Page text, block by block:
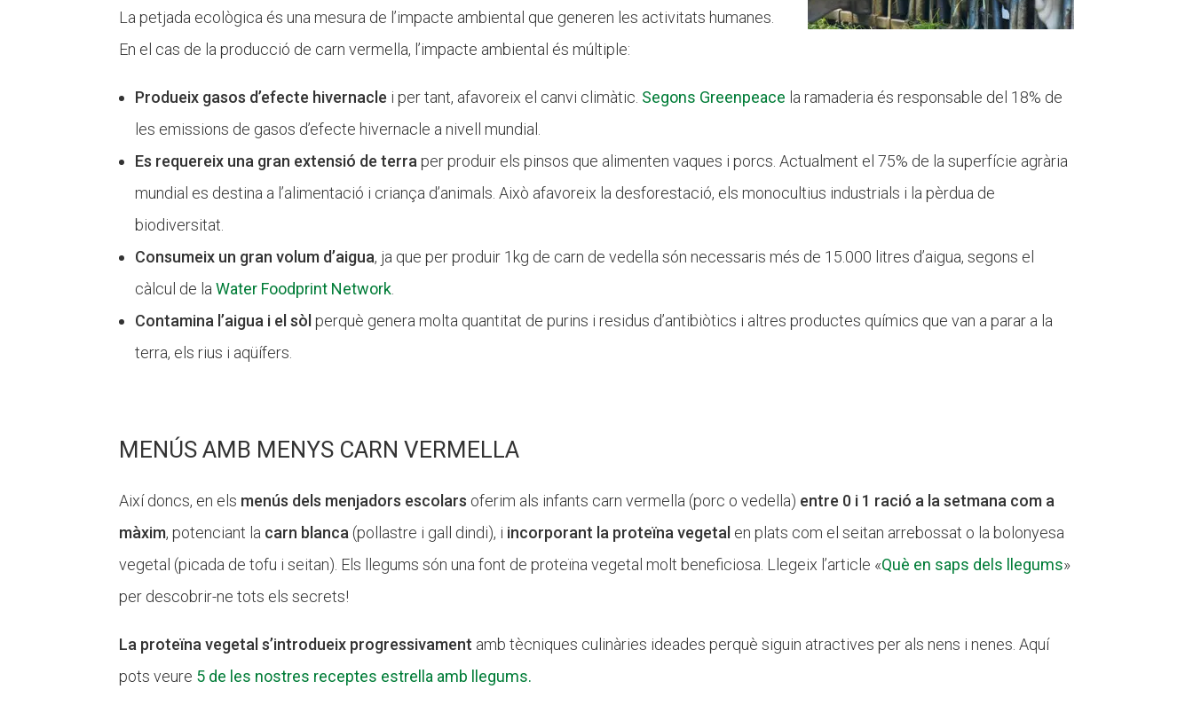
La petjada ecològica és una mesura de l’impacte ambiental que generen les activitats humanes.
En el cas de la producció de carn vermella, l’impacte ambiental és múltiple:
Produeix gasos d’efecte hivernacle i per tant, afavoreix el canvi climàtic. Segons Greenpeace la ramaderia és responsable del 18% de
les emissions de gasos d’efecte hivernacle a nivell mundial.
Es requereix una gran extensió de terra per produir els pinsos que alimenten vaques i porcs. Actualment el 75% de la superfície agrària
mundial es destina a l’alimentació i criança d’animals. Això afavoreix la desforestació, els monocultius industrials i la pèrdua de
biodiversitat.
Consumeix un gran volum d’aigua, ja que per produir 1kg de carn de vedella són necessaris més de 15.000 litres d’aigua, segons el
càlcul de laWater Foodprint Network
Contamina l’aigua i el sòl perquè genera molta quantitat de purins i residus d’antibiòtics i altres productes químics que van a parar a la
terra, els rius i aqüífers.
MENÚS AMB MENYS CARN VERMELLA
Així doncs, en els menús dels menjadors escolars oferim als infants carn vermella (porc o vedella) entre 0 i 1 ració a la setmana com a
màxim, potenciant la carn blanca (pollastre i gall dindi), i incorporant la proteïna vegetal en plats com el seitan arrebossat o la bolonyesa
vegetal (picada de tofu i seitan). Els llegums són una font de proteïna vegetal molt beneficiosa. Llegeix l’article «Què en saps dels llegums»
per descobrir-ne tots els secrets!
La proteïna vegetal s’introdueix progressivament amb tècniques culinàries ideades perquè siguin atractives per als nens i nenes. Aquí
pots veure 5 de les nostres receptes estrella amb llegums.